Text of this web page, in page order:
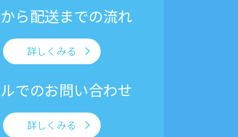
ら配送までの流れ
詳しくみる
でのお問い合わせ
詳しくみる